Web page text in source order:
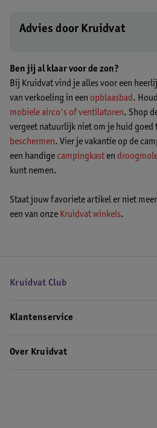
Advies door Kruidvat
Ben jij al klaar voor de zon?
Bij Kruidvat vind je alles voor een
van verkoeling in een opblaasbad.
mobiele airco's of ventilatoren. Shop
vergeet natuurlijk niet om je huid goed
beschermen. Vier je vakantie op de
een handige campingkasten
kunt nemen.
Staat jouw favoriete artikel er niet
een van onze Kruidvat winkels.
Kruidvat Club
Klantenservice
Over Kruidvat